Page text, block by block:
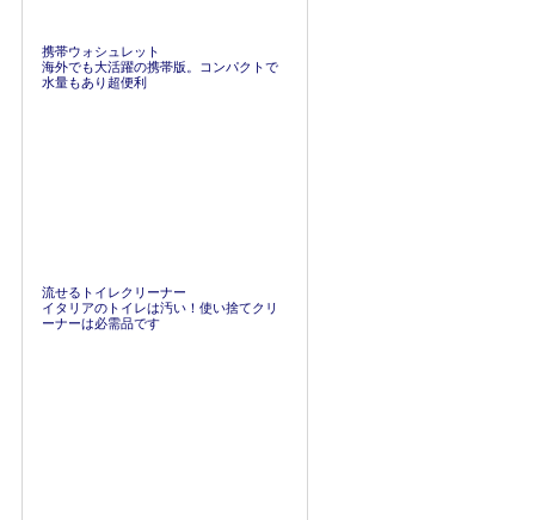
携帯ウォシュレット
海外でも大活躍の携帯版。コンパクトで
水量もあり超便利
流せるトイレクリーナー
イタリアのトイレは汚い！使い捨てクリ
ーナーは必需品です